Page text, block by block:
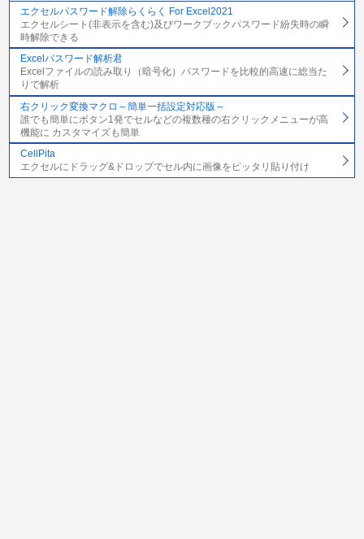
エクセルパスワード解除らくらく For Excel2021
エクセルシート(非表示を含む)及びワークブックパスワード紛失時の瞬
時解除できる
Excelパスワード解析君
Excelファイルの読み取り（暗号化）パスワードを比較的高速に総当た
りで解析
右クリック変換マクロ～簡単一括設定対応版～
誰でも簡単にボタン1発でセルなどの複数種の右クリックメニューが高
機能に カスタマイズも簡単
CellPita
エクセルにドラッグ&ドロップでセル内に画像をピッタリ貼り付け